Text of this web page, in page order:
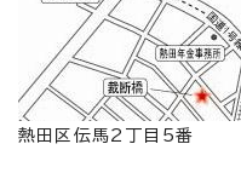
熱田区伝馬2丁目5番